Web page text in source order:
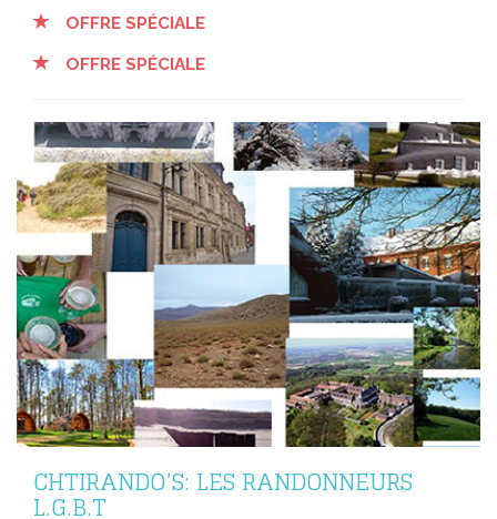
OFFRE SPÉCIALE
OFFRE SPÉCIALE
CHTIRANDO’S: LES RANDONNEURS
L.G.B.T